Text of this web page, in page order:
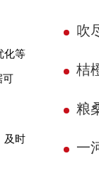
化等
可
及时
吹
桔
粮
一